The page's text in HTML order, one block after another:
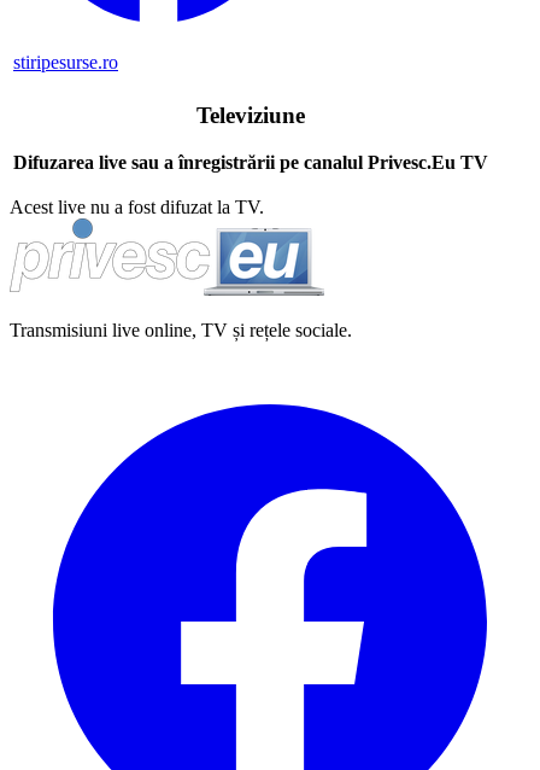
stiripesurse.ro
Televiziune
Difuzarea live sau a înregistrării pe canalul Privesc.Eu TV
Acest live nu a fost difuzat la TV.
Transmisiuni live online, TV și rețele sociale.